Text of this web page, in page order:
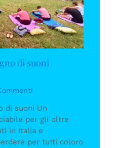
di suoni
di suoni Un
per gli oltre
in Italia e
per tutti coloro